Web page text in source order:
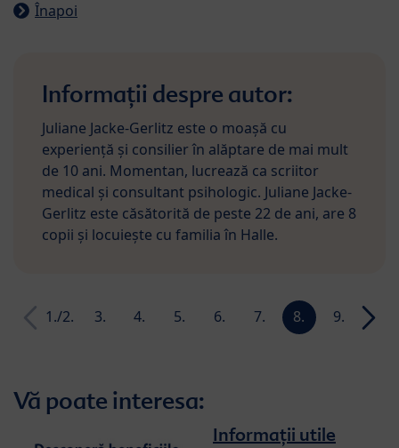
Înapoi
Informații despre autor:
Juliane Jacke-Gerlitz este o moașă cu
experiență și consilier în alăptare de mai mult
de 10 ani. Momentan, lucrează ca scriitor
medical și consultant psihologic. Juliane Jacke-
Gerlitz este căsătorită de peste 22 de ani, are 8
copii și locuiește cu familia în Halle.
1./2.
3.
4.
5.
6.
7.
8.
9.
10.
Vă poate interesa:
Informații utile